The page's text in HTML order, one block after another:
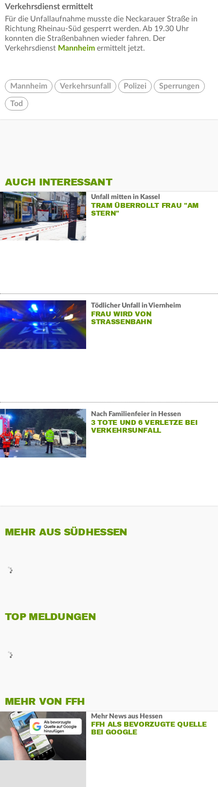
Verkehrsdienst ermittelt
Für die Unfallaufnahme musste die Neckarauer Straße in
Richtung Rheinau-Süd gesperrt werden. Ab 19.30 Uhr
konnten die Straßenbahnen wieder fahren. Der
Verkehrsdienst Mannheim ermittelt jetzt.
Mannheim Verkehrsunfall Polizei Sperrungen
Tod
AUCH INTERESSANT
Unfall mitten in Kassel
TRAM ÜBERROLLT FRAU "AM
STERN"
Tödlicher Unfall in Viernheim
FRAU WIRD VON
STRASSENBAHN M
Nach Familienfeier in Hessen
3 TOTE UND 6 VERLETZE BEI
VERKEHRSUNFALL
MEHR AUS SÜDHESSEN
TOP MELDUNGEN
MEHR VON FFH
Mehr News aus Hessen
FFH ALS BEVORZUGTE QUELLE
BEI GOOGLE